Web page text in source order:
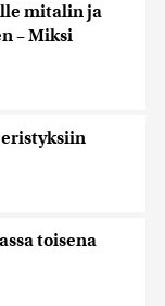
mitalin ja
– Miksi
toisena